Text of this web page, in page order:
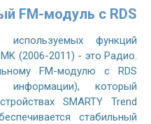
FM-модуль с RDS
функций
(2006-2011) - это Радио.
FM-модулю с RDS
информации), который
SMARTY Trend
стабильный